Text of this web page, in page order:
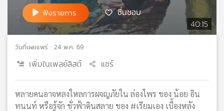
แผนที่
วิทยุ
เครือ
ข่าย
40:15
ฟังรายการ ชื่นชอบ
วันที่เผยแพร่ : 24 พ.ค. 69
เพิ่มในเพลย์ลิสต์ แชร์
หลายคนอาจหลงใหลการผจญภัยใน ล่องไพร ของ น้อย อิน
ทนนท์ หรือรู้จัก ชั่วฟ้าดินสลาย ของ #เรียมเอง เบื้องหลัง